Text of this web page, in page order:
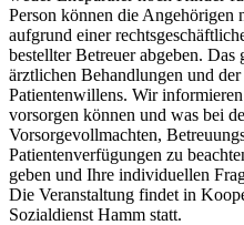
Person können die Angehörigen
aufgrund einer
bestellter Betreuer abgeben.
ärztlichen Behandlungen und
Patientenwillens. Wir
vorsorgen können und was bei
Vorsorgevollmachten,
Patientenverfügungen zu
geben und Ihre individuellen
Die Veranstaltung findet in
Sozialdienst Hamm statt.